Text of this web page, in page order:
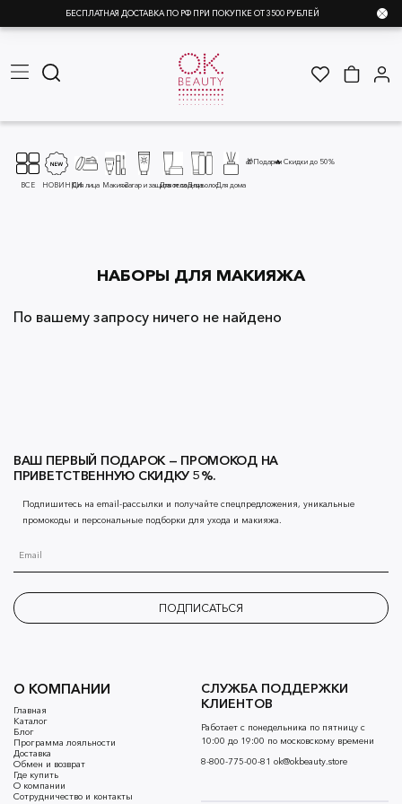
БЕСПЛАТНАЯ ДОСТАВКА ПО РФ ПРИ ПОКУПКЕ ОТ 3500 РУБЛЕЙ
ВСЕ НОВИНКИДля лица МакияжЗагар и защита от солнца
Для телаДля волосДля дома
🎁Подарки🔥 Скидки до 50%
НАБОРЫ ДЛЯ МАКИЯЖА
По вашему запросу ничего не найдено
О КОМПАНИИ
Главная
Каталог
Блог
Программа лояльности
Доставка
Обмен и возврат
Где купить
О компании
Сотрудничество и контакты
СЛУЖБА ПОДДЕРЖКИ
КЛИЕНТОВ
Работает с понедельника по пятницу с
10:00 до 19:00 по московскому времени
8-800-775-00-81 ok@okbeauty.store
ВАШ ПЕРВЫЙ ПОДАРОК — ПРОМОКОД НА
ПРИВЕТСТВЕННУЮ СКИДКУ 5%.
Подпишитесь на email-рассылки и получайте спецпредложения, уникальные
промокоды и персональные подборки для ухода и макияжа.
ПОДПИСАТЬСЯ